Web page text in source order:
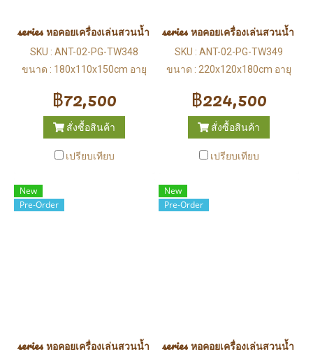
series หอคอยเครื่องเล่นสวนน้ำ (Water Park)
SKU : ANT-02-PG-TW348
ขนาด : 180x110x150cm อายุ
฿72,500
สั่งซื้อสินค้า
เปรียบเทียบ
series หอคอยเครื่องเล่นสวนน้ำ
SKU : ANT-02-PG-TW349
ขนาด : 220x120x180cm อายุ
฿224,500
สั่งซื้อสินค้า
เปรียบเทียบ
New
Pre-Order
series หอคอยเครื่องเล่นสวนน้ำ (Water Park)
New
Pre-Order
series หอคอยเครื่องเล่นสวนน้ำ